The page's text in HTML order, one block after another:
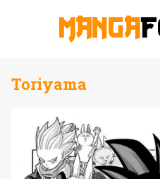
Toriyama